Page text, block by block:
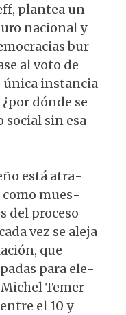
plantea un
nacional y
bur­
al voto de
única instan­cia
dónde se
social sin esa
está atra­
como mues­
del proceso
vez se aleja
que
para ele­
Temer
el 10 y